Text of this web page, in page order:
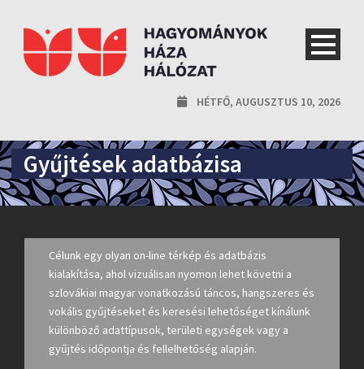
HÉTFŐ, AUGUSZTUS 10, 2026
Gyűjtések adatbázisa
Célunk egy olyan on-line térkép és adatbázis
kialakítása, ahol vizuálisan nyomon lehet követni a
szlovákiai magyar vonatkozású táncos, hangszeres és
vokális gyűjtéseket és keresési lehetőséget kínálunk
különböző adattípusok, területi egységek vagy a
gyűjtés időpontja és fellelhetőség alapján.